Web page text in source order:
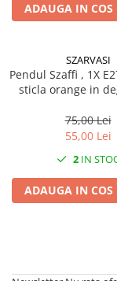
Solutii curatenie
concentrate
Pentru sticla si
Pentru toaleta si wc
Pentru toate
Solutii pentru
Solutii specializate
Solutii
bucatarie
ADAUGA IN COS
SZARVASI
Pendul Szaffi , 1X
sticla orange in
75,00 Lei
55,00 Lei
2 IN
ADAUGA IN COS